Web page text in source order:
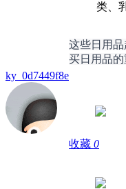
ky_0d7449f8e
类、
这些日用
买日用品
收藏 0